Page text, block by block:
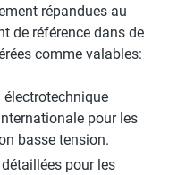
répandues au
de référence dans de
comme valables:
électrotechnique
pour les
basse tension.
pour les